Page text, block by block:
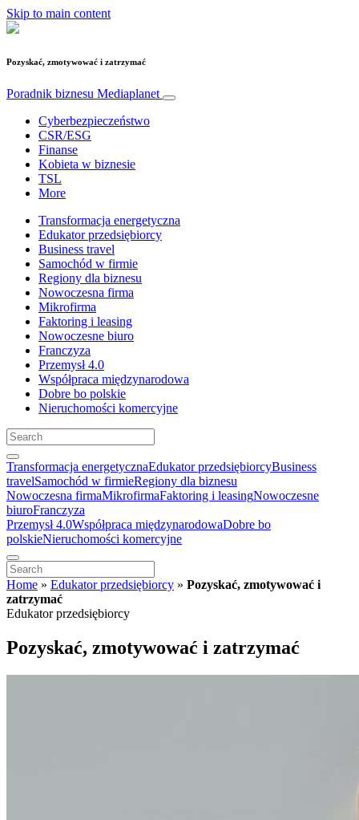
Skip to main content
Pozyskać, zmotywować i zatrzymać
Poradnik biznesu Mediaplanet
Cyberbezpieczeństwo
CSR/ESG
Finanse
Kobieta w biznesie
TSL
More
Transformacja energetyczna
Edukator przedsiębiorcy
Business travel
Samochód w firmie
Regiony dla biznesu
Nowoczesna firma
Mikrofirma
Faktoring i leasing
Nowoczesne biuro
Franczyza
Przemysł 4.0
Współpraca międzynarodowa
Dobre bo polskie
Nieruchomości komercyjne
Transformacja energetycznaEdukator przedsiębiorcyBusiness
travelSamochód w firmieRegiony dla biznesu
Nowoczesna firmaMikrofirmaFaktoring i leasingNowoczesne
biuroFranczyza
Przemysł 4.0Współpraca międzynarodowaDobre bo
polskieNieruchomości komercyjne
Home » Edukator przedsiębiorcy » Pozyskać, zmotywować i
zatrzymać
Edukator przedsiębiorcy
Pozyskać, zmotywować i zatrzymać